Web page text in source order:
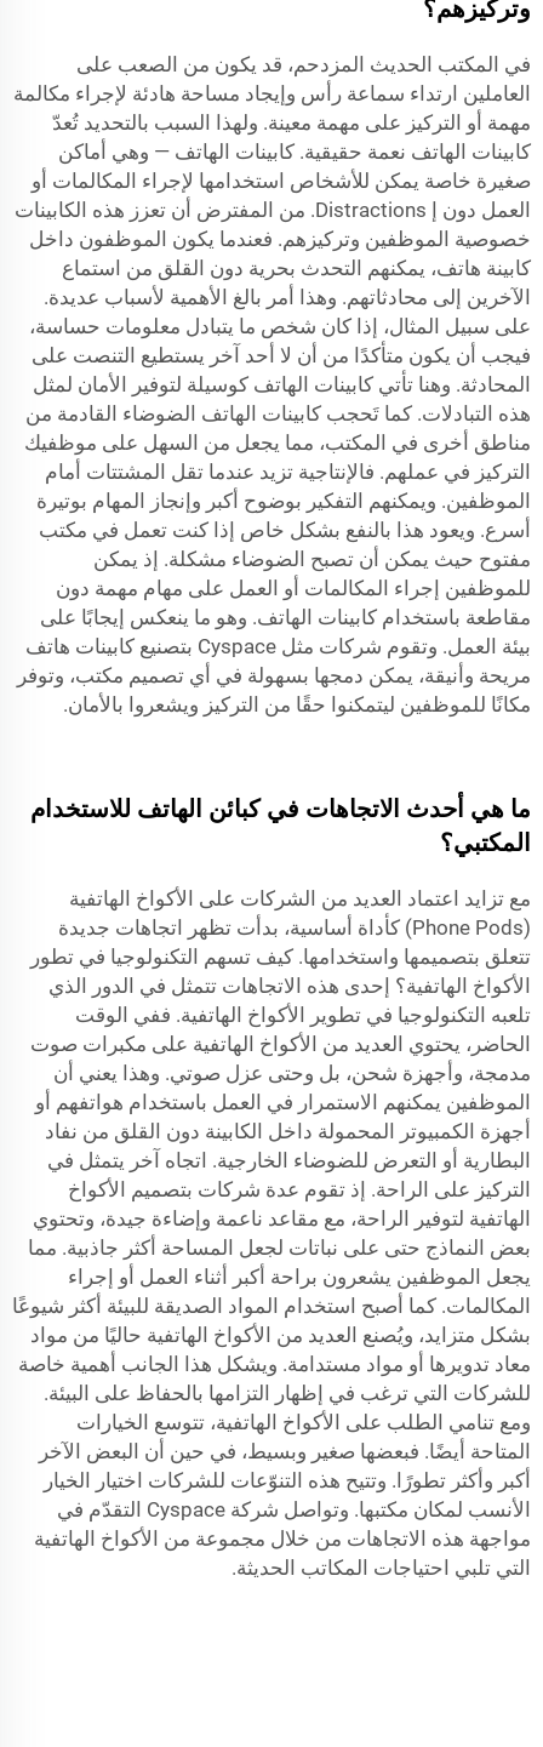
وتركيزهم؟
في المكتب الحديث المزدحم، قد يكون من الصعب على
العاملين ارتداء سماعة رأس وإيجاد مساحة هادئة لإجراء مكالمة
مهمة أو التركيز على مهمة معينة. ولهذا السبب بالتحديد تُعدّ
كابينات الهاتف نعمة حقيقية. كابينات الهاتف — وهي أماكن
صغيرة خاصة يمكن للأشخاص استخدامها لإجراء المكالمات أو
العمل دون إ Distractions. من المفترض أن تعزز هذه الكابينات
خصوصية الموظفين وتركيزهم. فعندما يكون الموظفون داخل
كابينة هاتف، يمكنهم التحدث بحرية دون القلق من استماع
الآخرين إلى محادثاتهم. وهذا أمر بالغ الأهمية لأسباب عديدة.
على سبيل المثال، إذا كان شخص ما يتبادل معلومات حساسة،
فيجب أن يكون متأكدًا من أن لا أحد آخر يستطيع التنصت على
المحادثة. وهنا تأتي كابينات الهاتف كوسيلة لتوفير الأمان لمثل
هذه التبادلات. كما تَحجب كابينات الهاتف الضوضاء القادمة من
مناطق أخرى في المكتب، مما يجعل من السهل على موظفيك
التركيز في عملهم. فالإنتاجية تزيد عندما تقل المشتتات أمام
الموظفين. ويمكنهم التفكير بوضوح أكبر وإنجاز المهام بوتيرة
أسرع. ويعود هذا بالنفع بشكل خاص إذا كنت تعمل في مكتب
مفتوح حيث يمكن أن تصبح الضوضاء مشكلة. إذ يمكن
للموظفين إجراء المكالمات أو العمل على مهام مهمة دون
مقاطعة باستخدام كابينات الهاتف. وهو ما ينعكس إيجابًا على
بيئة العمل. وتقوم شركات مثل Cyspace بتصنيع كابينات هاتف
مريحة وأنيقة، يمكن دمجها بسهولة في أي تصميم مكتب، وتوفر
مكانًا للموظفين ليتمكنوا حقًا من التركيز ويشعروا بالأمان.
ما هي أحدث الاتجاهات في كبائن الهاتف للاستخدام
المكتبي؟
مع تزايد اعتماد العديد من الشركات على الأكواخ الهاتفية
(Phone Pods) كأداة أساسية، بدأت تظهر اتجاهات جديدة
تتعلق بتصميمها واستخدامها. كيف تسهم التكنولوجيا في تطور
الأكواخ الهاتفية؟ إحدى هذه الاتجاهات تتمثل في الدور الذي
تلعبه التكنولوجيا في تطوير الأكواخ الهاتفية. ففي الوقت
الحاضر، يحتوي العديد من الأكواخ الهاتفية على مكبرات صوت
مدمجة، وأجهزة شحن، بل وحتى عزل صوتي. وهذا يعني أن
الموظفين يمكنهم الاستمرار في العمل باستخدام هواتفهم أو
أجهزة الكمبيوتر المحمولة داخل الكابينة دون القلق من نفاد
البطارية أو التعرض للضوضاء الخارجية. اتجاه آخر يتمثل في
التركيز على الراحة. إذ تقوم عدة شركات بتصميم الأكواخ
الهاتفية لتوفير الراحة، مع مقاعد ناعمة وإضاءة جيدة، وتحتوي
بعض النماذج حتى على نباتات لجعل المساحة أكثر جاذبية. مما
يجعل الموظفين يشعرون براحة أكبر أثناء العمل أو إجراء
المكالمات. كما أصبح استخدام المواد الصديقة للبيئة أكثر شيوعًا
بشكل متزايد، ويُصنع العديد من الأكواخ الهاتفية حاليًا من مواد
معاد تدويرها أو مواد مستدامة. ويشكل هذا الجانب أهمية خاصة
للشركات التي ترغب في إظهار التزامها بالحفاظ على البيئة.
ومع تنامي الطلب على الأكواخ الهاتفية، تتوسع الخيارات
المتاحة أيضًا. فبعضها صغير وبسيط، في حين أن البعض الآخر
أكبر وأكثر تطورًا. وتتيح هذه التنوّعات للشركات اختيار الخيار
الأنسب لمكان مكتبها. وتواصل شركة Cyspace التقدّم في
مواجهة هذه الاتجاهات من خلال مجموعة من الأكواخ الهاتفية
التي تلبي احتياجات المكاتب الحديثة.